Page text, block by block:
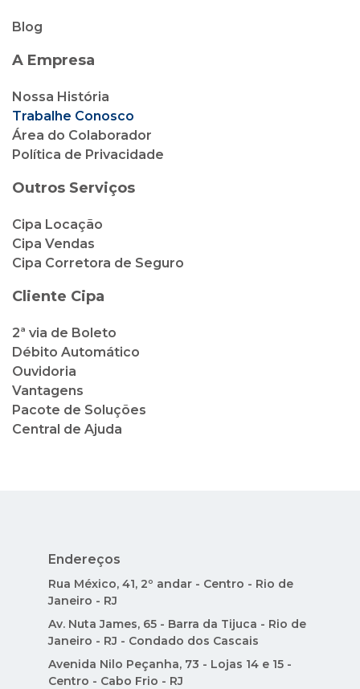
Blog
A Empresa
Nossa História
Trabalhe Conosco
Área do Colaborador
Política de Privacidade
Outros Serviços
Cipa Locação
Cipa Vendas
Cipa Corretora de Seguro
Cliente Cipa
2ª via de Boleto
Débito Automático
Ouvidoria
Vantagens
Pacote de Soluções
Central de Ajuda
Endereços
Rua México, 41, 2º andar - Centro - Rio de
Janeiro - RJ
Av. Nuta James, 65 - Barra da Tijuca - Rio de
Janeiro - RJ - Condado dos Cascais
Avenida Nilo Peçanha, 73 - Lojas 14 e 15 -
Centro - Cabo Frio - RJ